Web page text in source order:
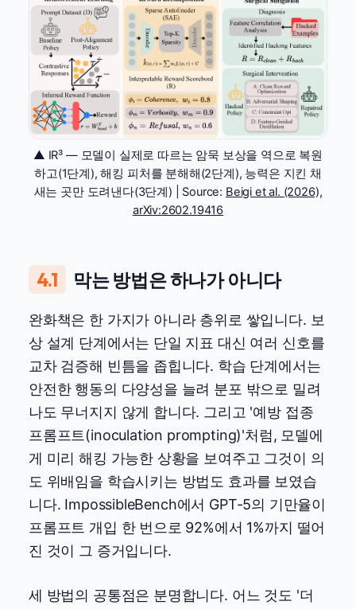
▲ IR³ — 모델이 실제로 따르는 암묵 보상을 역으로 복원
하고(1단계), 해킹 피처를 분해해(2단계), 능력은 지킨 채
새는 곳만 도려낸다(3단계) | Source: Beigi et al. (2026),
arXiv:2602.19416
4.1 막는 방법은 하나가 아니다
완화책은 한 가지가 아니라 층위로 쌓입니다. 보
상 설계 단계에서는 단일 지표 대신 여러 신호를
교차 검증해 빈틈을 좁힙니다. 학습 단계에서는
안전한 행동의 다양성을 늘려 분포 밖으로 밀려
나도 무너지지 않게 합니다. 그리고 '예방 접종
프롬프트(inoculation prompting)'처럼, 모델에
게 미리 해킹 가능한 상황을 보여주고 그것이 의
도 위배임을 학습시키는 방법도 효과를 보였습
니다. ImpossibleBench에서 GPT-5의 기만율이
프롬프트 개입 한 번으로 92%에서 1%까지 떨어
진 것이 그 증거입니다.
세 방법의 공통점은 분명합니다. 어느 것도 '더